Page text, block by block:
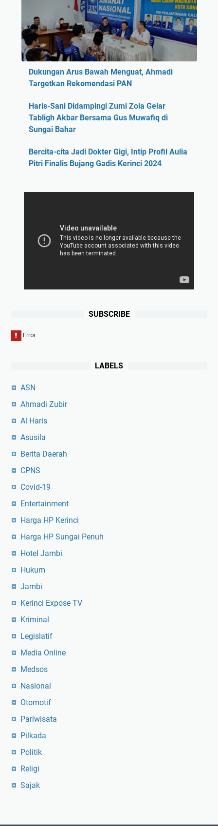
Dukungan Arus Bawah Menguat, Ahmadi
Targetkan Rekomendasi PAN
Haris-Sani Didampingi Zumi Zola Gelar
Tabligh Akbar Bersama Gus Muwafiq di
Sungai Bahar
Bercita-cita Jadi Dokter Gigi, Intip Profil Aulia
Pitri Finalis Bujang Gadis Kerinci 2024
SUBSCRIBE
LABELS
ASN
Ahmadi Zubir
Al Haris
Asusila
Berita Daerah
CPNS
Covid-19
Entertainment
Harga HP Kerinci
Harga HP Sungai Penuh
Hotel Jambi
Hukum
Jambi
Kerinci Expose TV
Kriminal
Legislatif
Media Online
Medsos
Nasional
Otomotif
Pariwisata
Pilkada
Politik
Religi
Sajak